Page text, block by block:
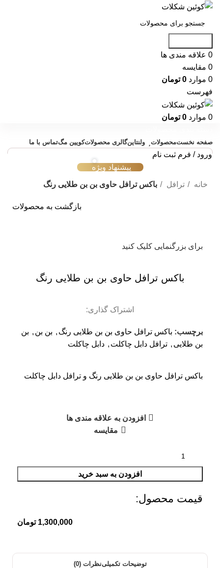
0 علاقه مندی ها
0 مقایسه
0 موارد 0 تومان
فهرست
0 موارد 0 تومان
صفحه نخستمحصولات ولنتاینگالری محصولاتکویین مگتماس با ما
ورود / فرم ثبت نام
پیشنهاد ویژه
خانه ترافل باکس ترافل حاوی بن بن طلایی رنگ
بازگشت به محصولات
برای بزرگنمایی کلیک کنید
باکس ترافل حاوی بن بن طلایی رنگ
اشتراک گذاری:
برچسب: باکس ترافل حاوی بن بن طلایی رنگ , بن بن , بن
بن طلایی , ترافل دابل چاکلت , دابل چاکلت
باکس ترافل حاوی بن بن طلایی رنگ و ترافل دابل چاکلت
افزودن به علاقه مندی ها
مقایسه
افزودن به سبد خرید
قیمت محصول:​
1,300,000 تومان
توضیحات تکمیلینظرات (0)